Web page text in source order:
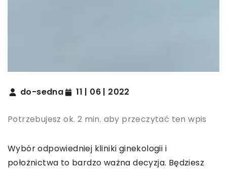
do-sedna 11 | 06 | 2022
Potrzebujesz ok. 2 min. aby przeczytać ten wpis
Wybór odpowiedniej kliniki ginekologii i
położnictwa to bardzo ważna decyzja. Będziesz